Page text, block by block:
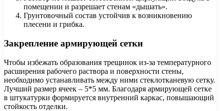
помещении и разрешает стенам «дышать».
Грунтовочный состав устойчив к возникновению
плесени и грибка.
Закрепление армирующей сетки
Чтобы избежать образования трещинок из-за температурного
расширения рабочего раствора и поверхности стены,
необходимо устанавливать между ними стеклотканевую сетку.
Лучший размер ячеек – 5*5 мм. Благодаря армирующей сетке
в штукатурки формируется внутренний каркас, повышающий
стойкость отделки.